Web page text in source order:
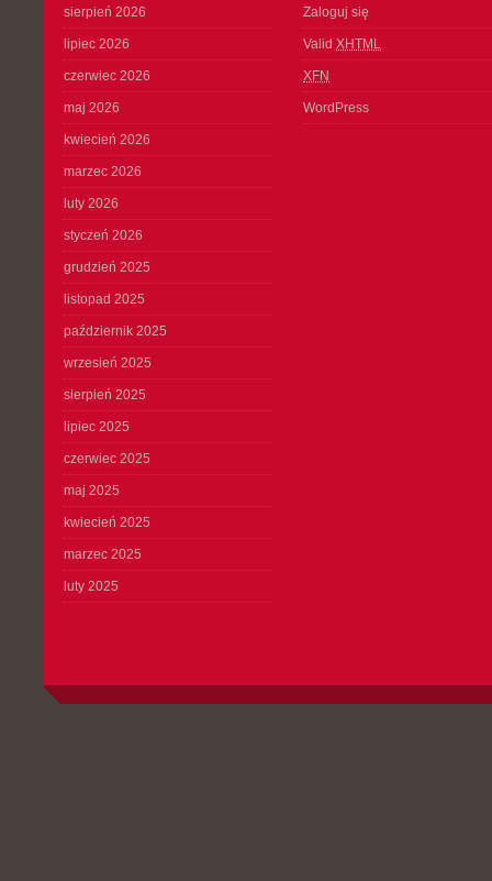
sierpień 2026
lipiec 2026
czerwiec 2026
maj 2026
kwiecień 2026
marzec 2026
luty 2026
styczeń 2026
grudzień 2025
listopad 2025
październik 2025
wrzesień 2025
sierpień 2025
lipiec 2025
czerwiec 2025
maj 2025
kwiecień 2025
marzec 2025
luty 2025
Zaloguj się
Valid XHTML
XFN
WordPress